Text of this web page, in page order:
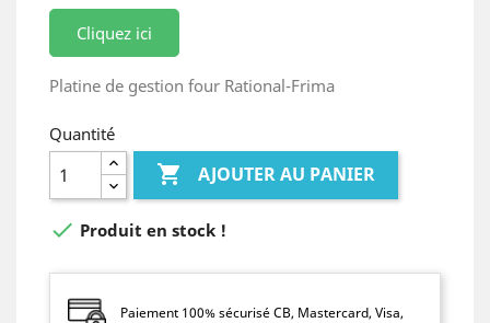
Cliquez ici
Platine de gestion four Rational-Frima
Quantité
 AJOUTER AU PANIER
 Produit en stock !
Paiement 100% sécurisé CB, Mastercard, Visa,